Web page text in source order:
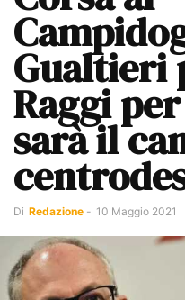
Gualtieri
Raggi
sarà il
Di Redazione - 10 Maggio 2021